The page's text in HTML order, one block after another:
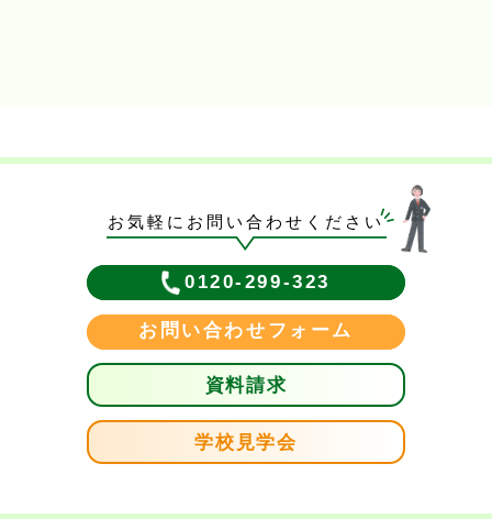
お気軽にお問い合わせください
0120-299-323
お問い合わせフォーム
資料請求
学校見学会